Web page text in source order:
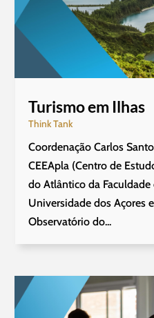
Turismo em Ilhas
Think Tank
Coordenação Carlos
CEEApla (Centro de
do Atlântico da
Universidade dos Açores
Observatório do...